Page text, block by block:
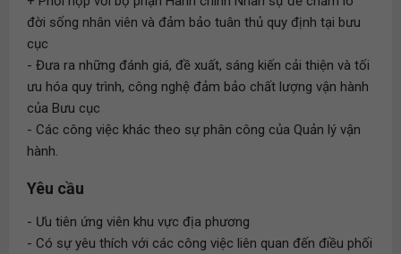
đời sống nhân viên và đảm bảo tuân thủ quy định tại bưu
cục
- Đưa ra những đánh giá, đề xuất, sáng kiến cải thiện và tối
ưu hóa quy trình, công nghệ đảm bảo chất lượng vận hành
của Bưu cục
- Các công việc khác theo sự phân công của Quản lý vận
hành.
Yêu cầu
- Ưu tiên ứng viên khu vực địa phương
- Có sự yêu thích với các công việc liên quan đến điều phối